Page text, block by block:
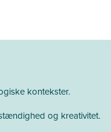
kontekster.
og kreativitet.